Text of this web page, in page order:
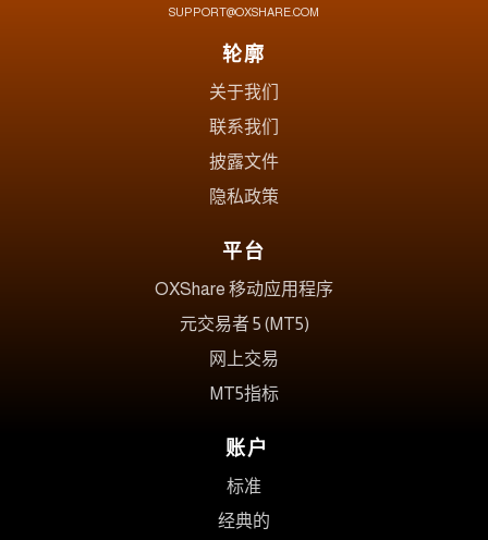
SUPPORT@OXSHARE.COM
轮廓
关于我们
联系我们
披露文件
隐私政策
平台
OXShare 移动应用程序
元交易者 5 (MT5)
网上交易
MT5指标
账户
标准
经典的